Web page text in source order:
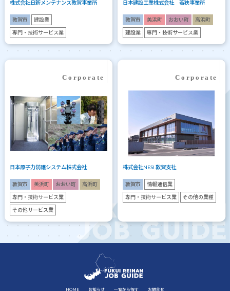
株式会社日新メンテナンス敦賀事業所
敦賀市 建設業
専門・技術サービス業
日本建設工業株式会社 若狭事業所
敦賀市 美浜町 おおい町 高浜町
建設業 専門・技術サービス業
日本原子力防護システム株式会社
敦賀市 美浜町 おおい町 高浜町
専門・技術サービス業
その他サービス業
株式会社NESI 敦賀支社
敦賀市 情報通信業
専門・技術サービス業 その他の業種
HOME お知らせ 一覧から探す お問合せ